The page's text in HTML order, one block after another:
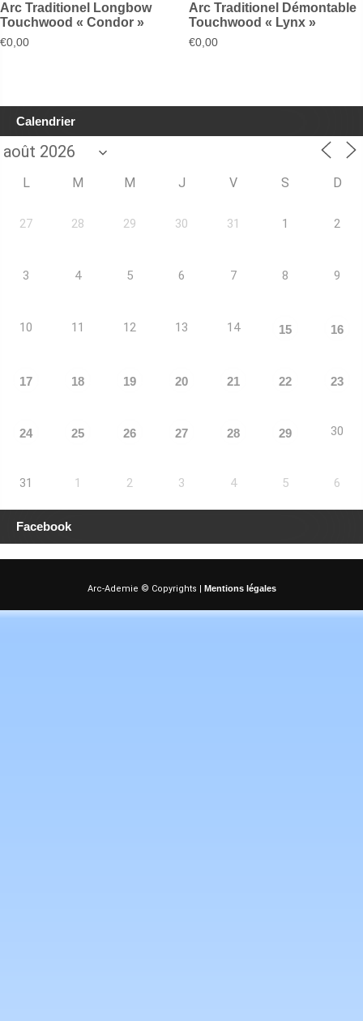
Arc Traditionel Longbow
Touchwood « Condor »
€0,00
Arc Traditionel Démontable
Touchwood « Lynx »
€0,00
Calendrier
L M M J V S D
27 28 29 30 31 1 2
3 4 5 6 7 8 9
10 11 12 13 14 15 16
17 18 19 20 21 22 23
24 25 26 27 28 29 30
31 1 2 3 4 5 6
Facebook
Arc-Ademie © Copyrights | Mentions légales